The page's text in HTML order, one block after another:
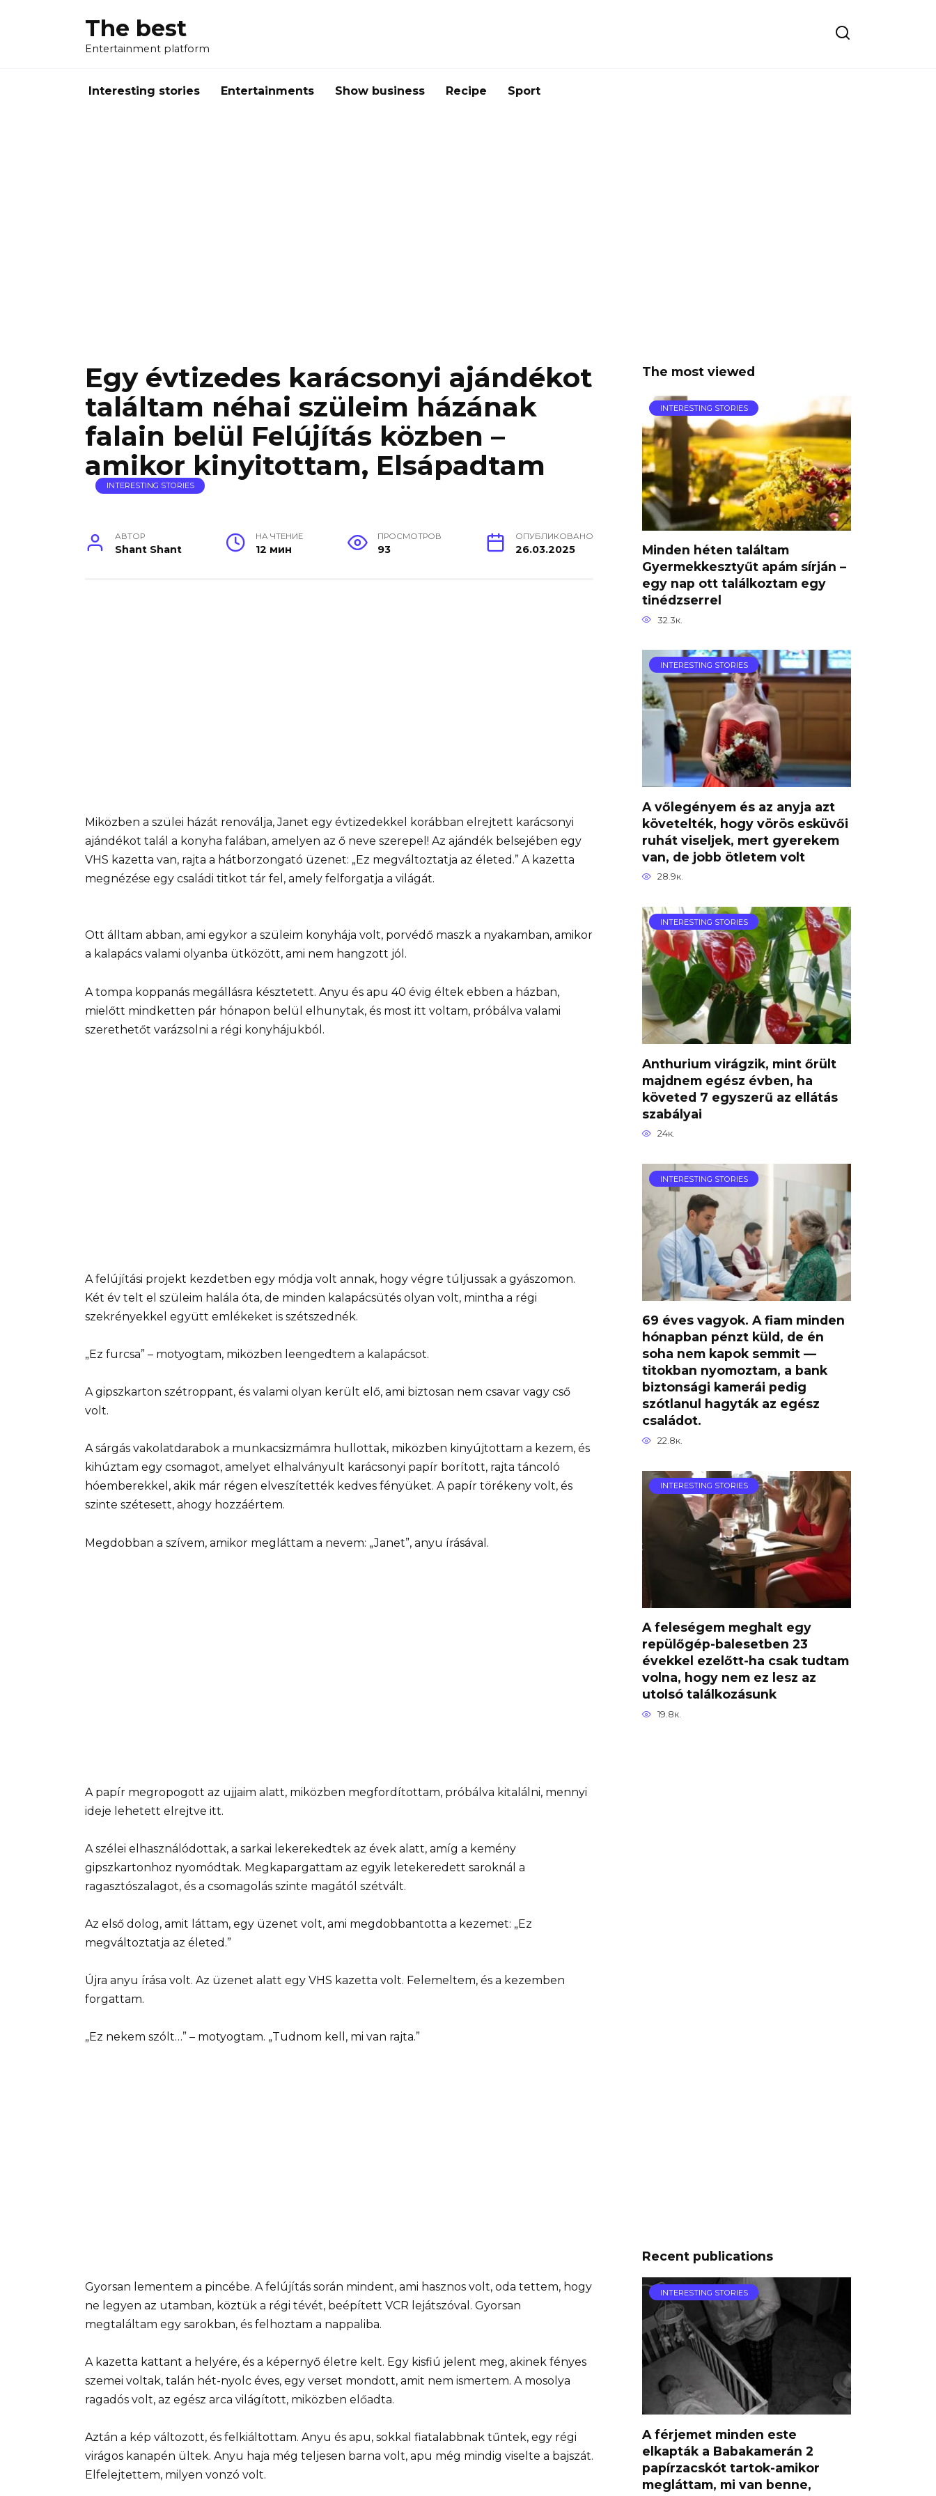
The best
Entertainment platform
Interesting stories Entertainments Show business Recipe Sport
Egy évtizedes karácsonyi ajándékot
találtam néhai szüleim házának
falain belül Felújítás közben –
amikor kinyitottam, Elsápadtam
INTERESTING STORIES
АВТОР
Shant Shant
НА ЧТЕНИЕ
12 мин
ПРОСМОТРОВ
93
ОПУБЛИКОВАНО
26.03.2025
Miközben a szülei házát renoválja, Janet egy évtizedekkel korábban elrejtett karácsonyi
ajándékot talál a konyha falában, amelyen az ő neve szerepel! Az ajándék belsejében egy
VHS kazetta van, rajta a hátborzongató üzenet: „Ez megváltoztatja az életed.” A kazetta
megnézése egy családi titkot tár fel, amely felforgatja a világát.
Ott álltam abban, ami egykor a szüleim konyhája volt, porvédő maszk a nyakamban, amikor
a kalapács valami olyanba ütközött, ami nem hangzott jól.
A tompa koppanás megállásra késztetett. Anyu és apu 40 évig éltek ebben a házban,
mielőtt mindketten pár hónapon belül elhunytak, és most itt voltam, próbálva valami
szerethetőt varázsolni a régi konyhájukból.
A felújítási projekt kezdetben egy módja volt annak, hogy végre túljussak a gyászomon.
Két év telt el szüleim halála óta, de minden kalapácsütés olyan volt, mintha a régi
szekrényekkel együtt emlékeket is szétszednék.
„Ez furcsa” – motyogtam, miközben leengedtem a kalapácsot.
A gipszkarton szétroppant, és valami olyan került elő, ami biztosan nem csavar vagy cső
volt.
A sárgás vakolatdarabok a munkacsizmámra hullottak, miközben kinyújtottam a kezem, és
kihúztam egy csomagot, amelyet elhalványult karácsonyi papír borított, rajta táncoló
hóemberekkel, akik már régen elveszítették kedves fényüket. A papír törékeny volt, és
szinte szétesett, ahogy hozzáértem.
Megdobban a szívem, amikor megláttam a nevem: „Janet”, anyu írásával.
A papír megropogott az ujjaim alatt, miközben megfordítottam, próbálva kitalálni, mennyi
ideje lehetett elrejtve itt.
A szélei elhasználódottak, a sarkai lekerekedtek az évek alatt, amíg a kemény
gipszkartonhoz nyomódtak. Megkapargattam az egyik letekeredett saroknál a
ragasztószalagot, és a csomagolás szinte magától szétvált.
Az első dolog, amit láttam, egy üzenet volt, ami megdobbantotta a kezemet: „Ez
megváltoztatja az életed.”
Újra anyu írása volt. Az üzenet alatt egy VHS kazetta volt. Felemeltem, és a kezemben
forgattam.
„Ez nekem szólt…” – motyogtam. „Tudnom kell, mi van rajta.”
Gyorsan lementem a pincébe. A felújítás során mindent, ami hasznos volt, oda tettem, hogy
ne legyen az utamban, köztük a régi tévét, beépített VCR lejátszóval. Gyorsan
megtaláltam egy sarokban, és felhoztam a nappaliba.
A kazetta kattant a helyére, és a képernyő életre kelt. Egy kisfiú jelent meg, akinek fényes
szemei voltak, talán hét-nyolc éves, egy verset mondott, amit nem ismertem. A mosolya
ragadós volt, az egész arca világított, miközben előadta.
Aztán a kép változott, és felkiáltottam. Anyu és apu, sokkal fiatalabbnak tűntek, egy régi
virágos kanapén ültek. Anyu haja még teljesen barna volt, apu még mindig viselte a bajszát.
Elfelejtettem, milyen vonzó volt.
The most viewed
INTERESTING STORIES
Minden héten találtam
Gyermekkesztyűt apám sírján –
egy nap ott találkoztam egy
tinédzserrel
32.3к.
INTERESTING STORIES
A vőlegényem és az anyja azt
követelték, hogy vörös esküvői
ruhát viseljek, mert gyerekem
van, de jobb ötletem volt
28.9к.
INTERESTING STORIES
Anthurium virágzik, mint őrült
majdnem egész évben, ha
követed 7 egyszerű az ellátás
szabályai
24к.
INTERESTING STORIES
69 éves vagyok. A fiam minden
hónapban pénzt küld, de én
soha nem kapok semmit —
titokban nyomoztam, a bank
biztonsági kamerái pedig
szótlanul hagyták az egész
családot.
22.8к.
INTERESTING STORIES
A feleségem meghalt egy
repülőgép-balesetben 23
évekkel ezelőtt-ha csak tudtam
volna, hogy nem ez lesz az
utolsó találkozásunk
19.8к.
Recent publications
INTERESTING STORIES
A férjemet minden este
elkapták a Babakamerán 2
papírzacskót tartok-amikor
megláttam, mi van benne,